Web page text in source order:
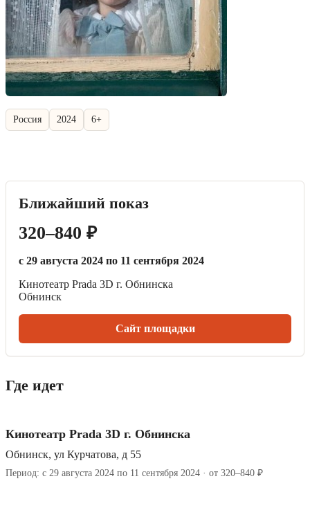
Россия 2024 6+
Ближайший показ
320–840 ₽
с 29 августа 2024 по 11 сентября 2024
Кинотеатр Prada 3D г. Обнинска
Обнинск
Сайт площадки
Где идет
Кинотеатр Prada 3D г. Обнинска
Обнинск, ул Курчатова, д 55
Период: с 29 августа 2024 по 11 сентября 2024 · от 320–840 ₽